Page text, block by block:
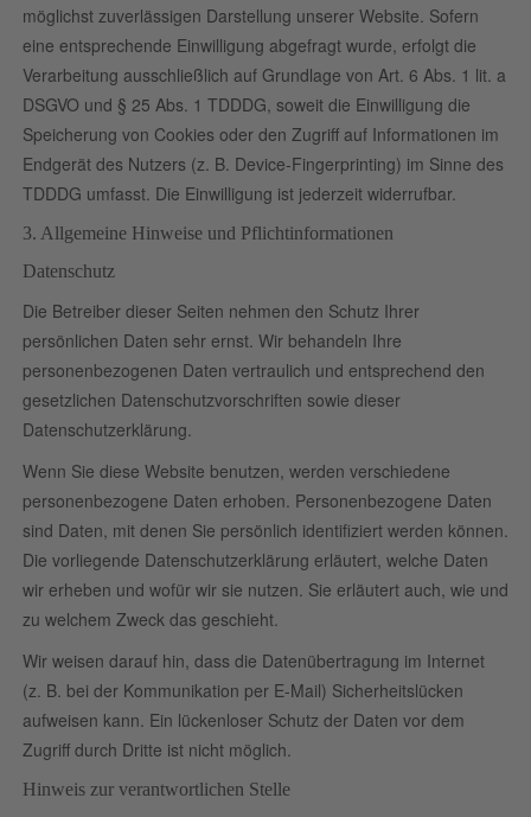
möglichst zuverlässigen Darstellung unserer Website. Sofern
eine entsprechende Einwilligung abgefragt wurde, erfolgt die
Verarbeitung ausschließlich auf Grundlage von Art. 6 Abs. 1 lit. a
DSGVO und § 25 Abs. 1 TDDDG, soweit die Einwilligung die
Speicherung von Cookies oder den Zugriff auf Informationen im
Endgerät des Nutzers (z. B. Device-Fingerprinting) im Sinne des
TDDDG umfasst. Die Einwilligung ist jederzeit widerrufbar.
3. Allgemeine Hinweise und Pflicht­informationen
Datenschutz
Die Betreiber dieser Seiten nehmen den Schutz Ihrer
persönlichen Daten sehr ernst. Wir behandeln Ihre
personenbezogenen Daten vertraulich und entsprechend den
gesetzlichen Datenschutzvorschriften sowie dieser
Datenschutzerklärung.
Wenn Sie diese Website benutzen, werden verschiedene
personenbezogene Daten erhoben. Personenbezogene Daten
sind Daten, mit denen Sie persönlich identifiziert werden können.
Die vorliegende Datenschutzerklärung erläutert, welche Daten
wir erheben und wofür wir sie nutzen. Sie erläutert auch, wie und
zu welchem Zweck das geschieht.
Wir weisen darauf hin, dass die Datenübertragung im Internet
(z. B. bei der Kommunikation per E-Mail) Sicherheitslücken
aufweisen kann. Ein lückenloser Schutz der Daten vor dem
Zugriff durch Dritte ist nicht möglich.
Hinweis zur verantwortlichen Stelle